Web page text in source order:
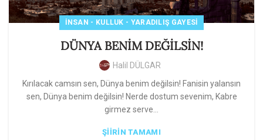
İNSAN - KULLUK - YARADILIŞ GAYESI
DÜNYA BENİM DEĞİLSİN!
Halil DÜLGAR
Kırılacak camsın sen, Dünya benim değilsin! Fanisin yalansın
sen, Dünya benim değilsin! Nerde dostum sevenim, Kabre
girmez serve...
ŞIIRIN TAMAMI